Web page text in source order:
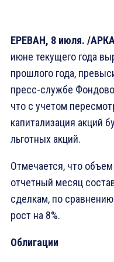
ЕРЕВАН, 8 июля. /
июне текущего года
прошлого года,
пресс-службе
что с учетом
капитализация акций
льготных акций.
Отмечается, что
отчетный месяц
сделкам, по
рост на 8%.
Облигации